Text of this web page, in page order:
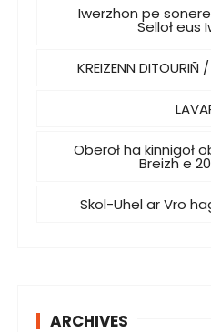
Iwerzhon pe
Selloł eus
KREIZENN DITOURIÑ
Oberoł ha kinnigoł
Breizh e
Skol-Uhel ar Vro
ARCHIVES